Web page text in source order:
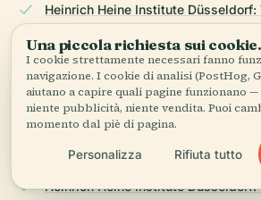
Heinrich Heine Institute
Tickets, and Exhibitions, 2024,
Library, Archives, and Research
Heinrich Heine Institute
Heinrich Heine Institute
Una piccola richiesta sui cookie.
I cookie strettamente necessari fanno
navigazione. I cookie di analisi (PostHog,
aiutano a capire quali pagine funzionano
niente pubblicità, niente vendita. Puoi
momento dal piè di pagina.
Personalizza Rifiuta tutto